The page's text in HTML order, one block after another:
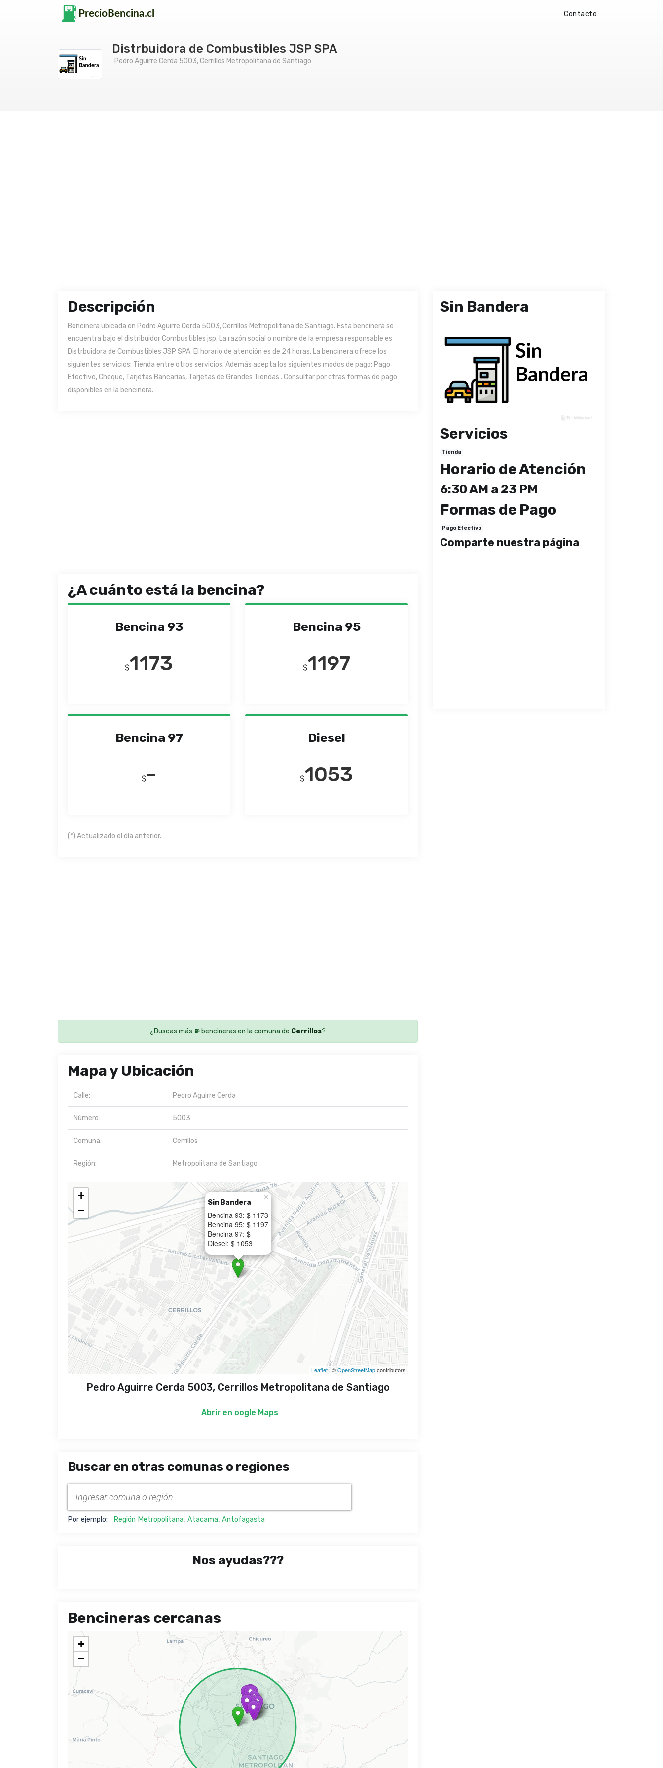
Contacto
Distrbuidora de Combustibles JSP SPA
Pedro Aguirre Cerda 5003, Cerrillos Metropolitana de Santiago
Descripción
Bencinera ubicada en Pedro Aguirre Cerda 5003, Cerrillos Metropolitana de Santiago. Esta bencinera se
encuentra bajo el distribuidor Combustibles jsp. La razón social o nombre de la empresa responsable es
Distrbuidora de Combustibles JSP SPA. El horario de atención es de 24 horas. La bencinera ofrece los
siguientes servicios: Tienda entre otros servicios. Además acepta los siguientes modos de pago: Pago
Efectivo, Cheque, Tarjetas Bancarias, Tarjetas de Grandes Tiendas . Consultar por otras formas de pago
disponibles en la bencinera.
¿A cuánto está la bencina?
Bencina 93
$1173
Bencina 95
$1197
Bencina 97
$-
Diesel
$1053
(*) Actualizado el día anterior.
¿Buscas más ⛽ bencineras en la comuna de Cerrillos?
Mapa y Ubicación
Calle: Pedro Aguirre Cerda
Número: 5003
Comuna: Cerrillos
Región: Metropolitana de Santiago
Sin Bandera
Bencina 93: $ 1173
Bencina 95: $ 1197
Bencina 97: $ -
Diesel: $ 1053
×
+
−
Leaflet| ©OpenStreetMapcontributors
Pedro Aguirre Cerda 5003, Cerrillos Metropolitana de Santiago
Abrir en oogle Maps
Buscar en otras comunas o regiones
Por ejemplo: Región Metropolitana, Atacama, Antofagasta
Nos ayudas???
Bencineras cercanas
+
−
Sin Bandera
Servicios
Tienda
Horario de Atención
6:30 AM a 23 PM
Formas de Pago
Pago Efectivo
Comparte nuestra página